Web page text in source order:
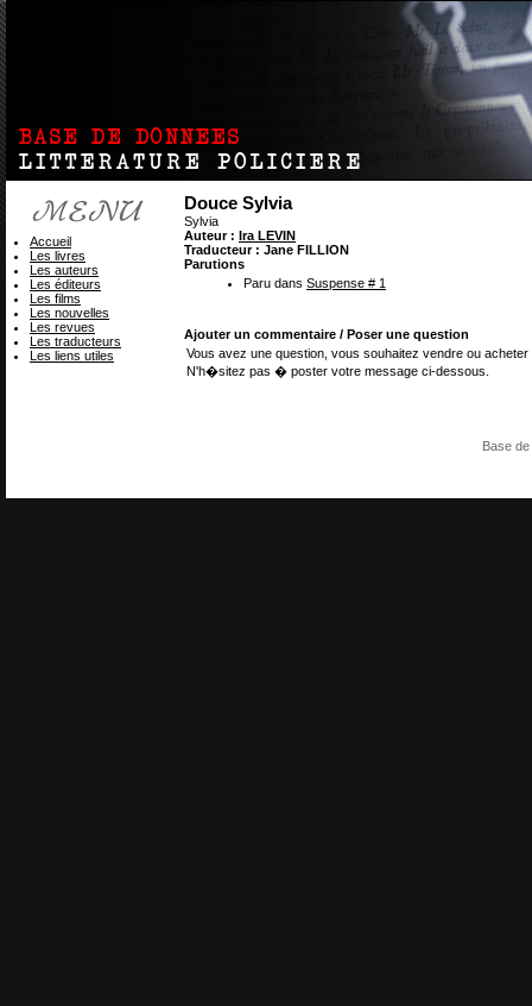
Douce Sylvia
Sylvia
Auteur : Ira LEVIN
Traducteur : Jane FILLION
Parutions
Paru dans Suspense # 1
Ajouter un commentaire / Poser une question
Vous avez une question, vous souhaitez vendre ou
N'h�sitez pas � poster votre message ci-dessous.
Accueil
Les livres
Les auteurs
Les éditeurs
Les films
Les nouvelles
Les revues
Les traducteurs
Les liens utiles
Base